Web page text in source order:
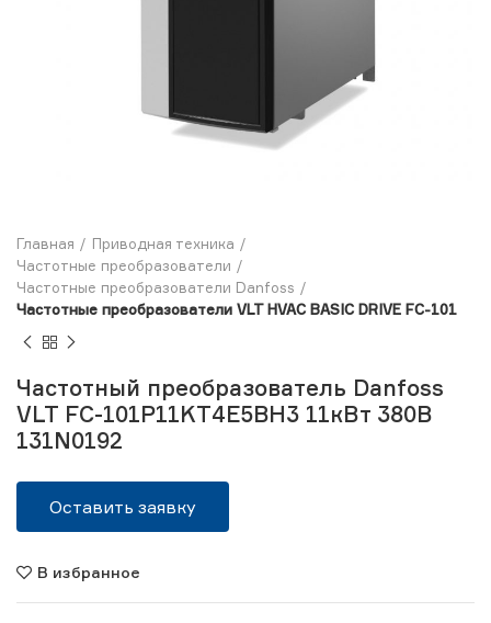
Главная
Приводная техника
Частотные преобразователи
Частотные преобразователи Danfoss
Частотные преобразователи VLT HVAC BASIC DRIVE FC-101
Частотный преобразователь Danfoss
VLT FC-101P11KT4E5BH3 11кВт 380В
131N0192
Оставить заявку
В избранное